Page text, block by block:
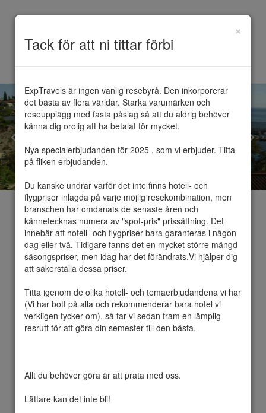
Tack för att ni tittar förbi
×
ExpTravels är ingen vanlig resebyrå. Den inkorporerar
det bästa av flera världar. Starka varumärken och
reseupplägg med fasta påslag så att du aldrig behöver
känna dig orolig att ha betalat för mycket.
Nya specialerbjudanden för 2025 , som vi erbjuder. Titta
på fliken erbjudanden.
Du kanske undrar varför det inte finns hotell- och
flygpriser inlagda på varje möjlig resekombination, men
branschen har omdanats de senaste åren och
kännetecknas numera av "spot-pris" prissättning. Det
innebär att hotell- och flygpriser bara garanteras i någon
dag eller två. Tidigare fanns det en mycket större mängd
säsongspriser, men idag har det förändrats.Vi hjälper dig
att säkerställa dessa priser.
Titta igenom de olika hotell- och temaerbjudandena vi har
(Vi har bott på alla och rekommenderar bara hotel vi
verkligen tycker om), så tar vi sedan fram en lämplig
resrutt för att göra din semester till den bästa.
Allt du behöver göra är att prata med oss.
Lättare kan det inte bli!
Antalya
Antalya är en hamnstad med antika anor
och en populär turistort i sydvästra Turkiet.
Antalya är huvudstad i provinsen Antalya.
soliga dagar om året.